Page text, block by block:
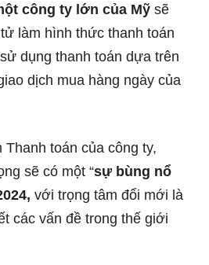
công ty lớn của Mỹ sẽ
làm hình thức thanh toán
dụng thanh toán dựa trên
dịch mua hàng ngày của
Thanh toán của công ty,
sẽ có một “sự bùng nổ
với trọng tâm đổi mới là
các vấn đề trong thế giới